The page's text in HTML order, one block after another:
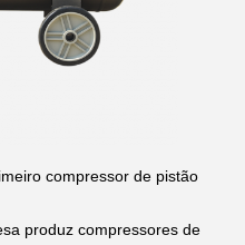
compressor de pistão
produz compressores de